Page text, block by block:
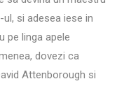
si adesea iese in
pe linga apele
dovezi ca
Attenborough si